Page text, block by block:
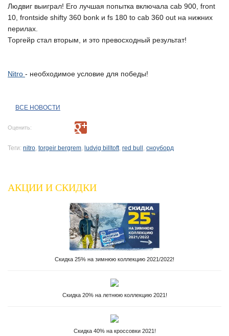
Людвиг выиграл! Его лучшая попытка включала cab 900, front
10, frontside shifty 360 bonk и fs 180 to cab 360 out на нижних
перилах.
Торгейр стал вторым, и это превосходный результат!
Nitro - необходимое условие для победы!
ВСЕ НОВОСТИ
Оценить:
Теги: nitro, torgeir bergrem, ludvig billtoft, red bull , сноуборд
АКЦИИ И СКИДКИ
Скидка 25% на зимнюю коллекцию 2021/2022!
Скидка 20% на летнюю коллекцию 2021!
Скидка 40% на кроссовки 2021!